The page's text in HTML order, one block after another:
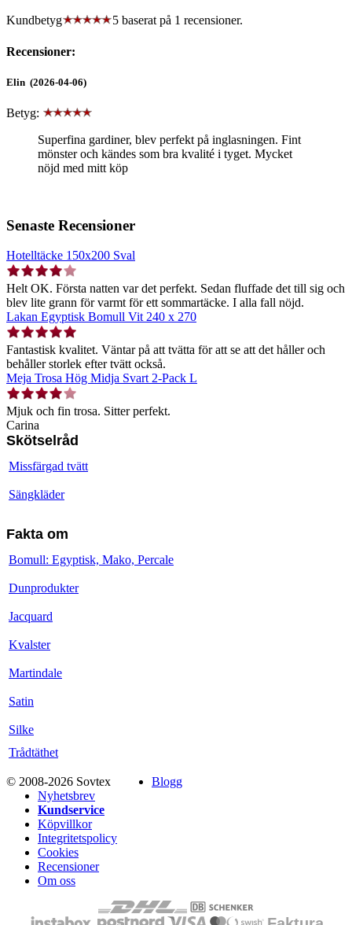
Kundbetyg 5 baserat på 1 recensioner.
Recensioner:
Elin (2026-04-06)
Betyg:
Superfina gardiner, blev perfekt på inglasningen. Fint
mönster och kändes som bra kvalité i tyget. Mycket
nöjd med mitt köp
Senaste Recensioner
Hotelltäcke 150x200 Sval
Helt OK. Första natten var det perfekt. Sedan fluffade det till sig och
blev lite grann för varmt för ett sommartäcke. I alla fall nöjd.
Lakan Egyptisk Bomull Vit 240 x 270
Fantastisk kvalitet. Väntar på att tvätta för att se att det håller och
behåller storlek efter tvätt också.
Meja Trosa Hög Midja Svart 2-Pack L
Mjuk och fin trosa. Sitter perfekt.
Carina
Skötselråd
Missfärgad tvätt
Sängkläder
Fakta om
Bomull: Egyptisk, Mako, Percale
Dunprodukter
Jacquard
Kvalster
Martindale
Satin
Silke
Trådtäthet
© 2008-2026 Sovtex
Blogg
Nyhetsbrev
Kundservice
Köpvillkor
Integritetspolicy
Cookies
Recensioner
Om oss